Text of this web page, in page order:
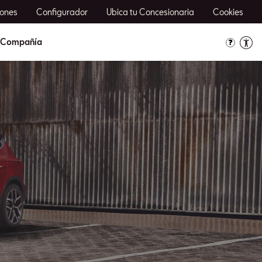
Configurador Ubica tu Concesionaria Cookies
Compañía